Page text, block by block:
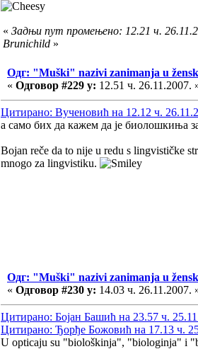
« Задњи пут промењено: 12.21 ч.
Brunichild »
Одг: "Muški" nazivi zanimanja u
« Одговор #229 у: 12.51 ч. 26.11.2007.
Цитирано: Вученовић на 12.12 ч.
а само бих да кажем да је биолошкиња
Bojan reče da to nije u redu s lingvističke
mnogo za lingvistiku.
Одг: "Muški" nazivi zanimanja u
« Одговор #230 у: 14.03 ч. 26.11.2007.
Цитирано: Бојан Башић на 23.57 ч.
Цитирано: Ђорђе Божовић на 17.13 ч.
U opticaju su "biološkinja", "biologinja" i